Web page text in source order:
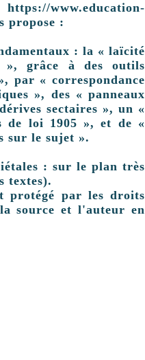
propose :
: la « laïcité
grâce à des outils
par « correspondance
», des « panneaux
sectaires », un «
de loi 1905 », et de «
sur le sujet ».
: sur le plan très
textes).
protégé par les droits
source et l'auteur en